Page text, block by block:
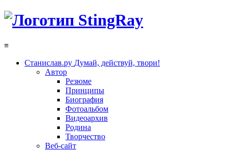
≡
Станислав.ру Думай, действуй, твори!
Автор
Резюме
Принципы
Биография
Фотоальбом
Видеоархив
Родина
Творчество
Веб-сайт